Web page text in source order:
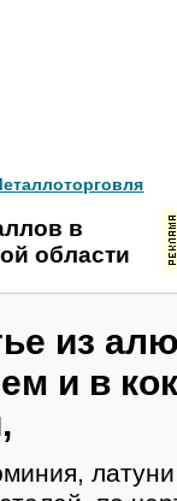
в
области
из
и в